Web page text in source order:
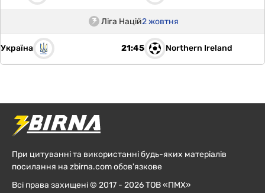
Ліга Націй2 жовтня
Україна 21:45 Northern Ireland
При цитуванні та використанні будь-яких матеріалів
посилання на zbirna.com обов'язкове
Всі права захищені © 2017 - 2026 ТОВ «ПМХ»